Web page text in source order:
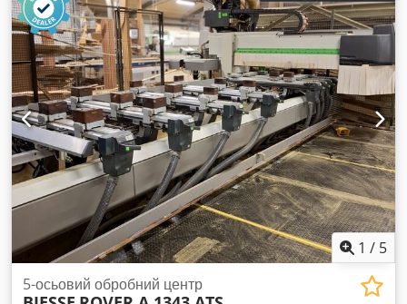
1 / 5
5-осьовий обробний центр